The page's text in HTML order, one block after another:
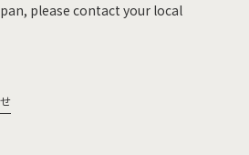
please contact your local